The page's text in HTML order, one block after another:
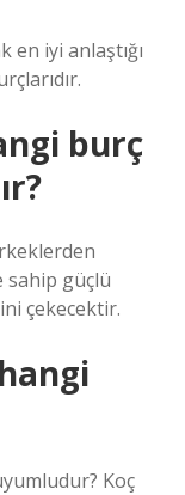
iyi anlaştığı
burç
sahip güçlü
çekecektir.
Koç